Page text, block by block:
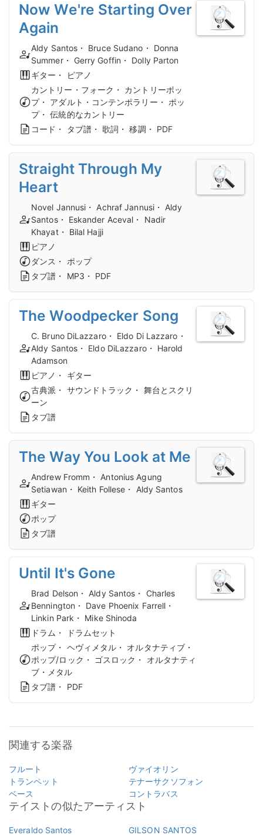
Now We're Starting Over
Again
Aldy Santos・ Bruce Sudano・ Donna
Summer・ Gerry Goffin・ Dolly Parton
ギター・ ピアノ
カントリー・フォーク・ カントリーポッ
プ・ アダルト・コンテンポラリー・ ポッ
プ・ 伝統的なカントリー
コード・ タブ譜・ 歌詞・ 移調・ PDF
Straight Through My
Heart
Novel Jannusi・ Achraf Jannusi・ Aldy
Santos・ Eskander Aceval・ Nadir
Khayat・ Bilal Hajji
ピアノ
ダンス・ ポップ
タブ譜・ MP3・ PDF
The Woodpecker Song
C. Bruno DiLazzaro・ Eldo Di Lazzaro・
Aldy Santos・ Eldo DiLazzaro・ Harold
Adamson
ピアノ・ ギター
古典派・ サウンドトラック・ 舞台とスクリ
ーン
タブ譜
The Way You Look at Me
Andrew Fromm・ Antonius Agung
Setiawan・ Keith Follese・ Aldy Santos
ギター
ポップ
タブ譜
Until It's Gone
Brad Delson・ Aldy Santos・ Charles
Bennington・ Dave Phoenix Farrell・
Linkin Park・ Mike Shinoda
ドラム・ ドラムセット
ポップ・ ヘヴィメタル・ オルタナティブ・
ポップ/ロック・ ゴスロック・ オルタナティ
ブ・メタル
タブ譜・ PDF
関連する楽器
フルート
ヴァイオリン
トランペット
テナーサクソフォン
ベース
コントラバス
テイストの似たアーティスト
Everaldo Santos
GILSON SANTOS